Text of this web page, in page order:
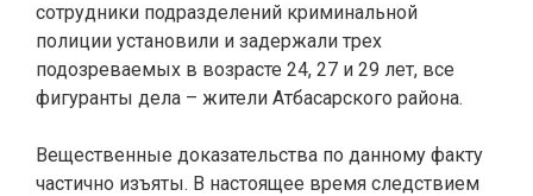
сотрудники подразделений криминальной
полиции установили и задержали трех
подозреваемых в возрасте 24, 27 и 29 лет, все
фигуранты дела – жители Атбасарского района.
Вещественные доказательства по данному факту
частично изъяты. В настоящее время следствием